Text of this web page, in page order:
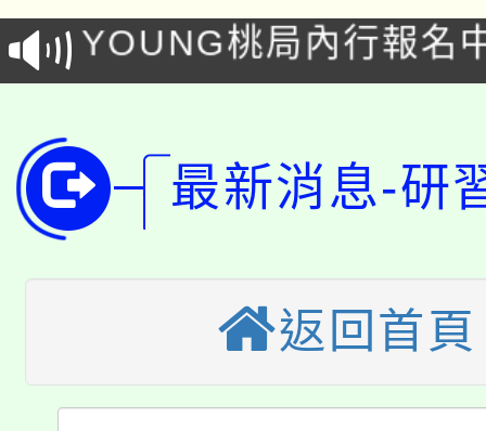
徵才活動。
YOUNG桃局內行報名
局官網。
8月14至27日，桃園電
開!
田徑場及游泳池舉行。
桃園市低收入戶享有免
半價優惠，詳情可洽有
大園自造教育及科技中
份教師增能研習
大溪自造教育及科技
份教師研習
淨零綠生活教案入校路
會
115年食農教育專業人
最新消息-研
返回首頁